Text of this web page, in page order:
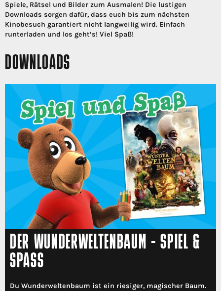
Spiele, Rätsel und Bilder zum Ausmalen! Die lustigen
Downloads sorgen dafür, dass euch bis zum nächsten
Kinobesuch garantiert nicht langweilig wird. Einfach
runterladen und los geht’s! Viel Spaß!
DOWNLOADS
DER WUNDERWELTENBAUM - SPIEL &
SPASS
Du Wunderweltenbaum ist ein riesiger, magischer Baum.